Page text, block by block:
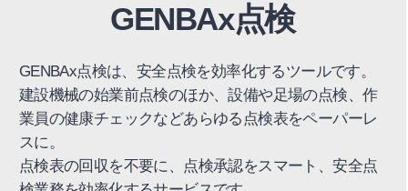
GENBAx点検
GENBAx点検は、安全点検を効率化するツールです。
建設機械の始業前点検のほか、設備や足場の点検、作
業員の健康チェックなどあらゆる点検表をペーパーレ
スに。
点検表の回収を不要に、点検承認をスマート、安全点